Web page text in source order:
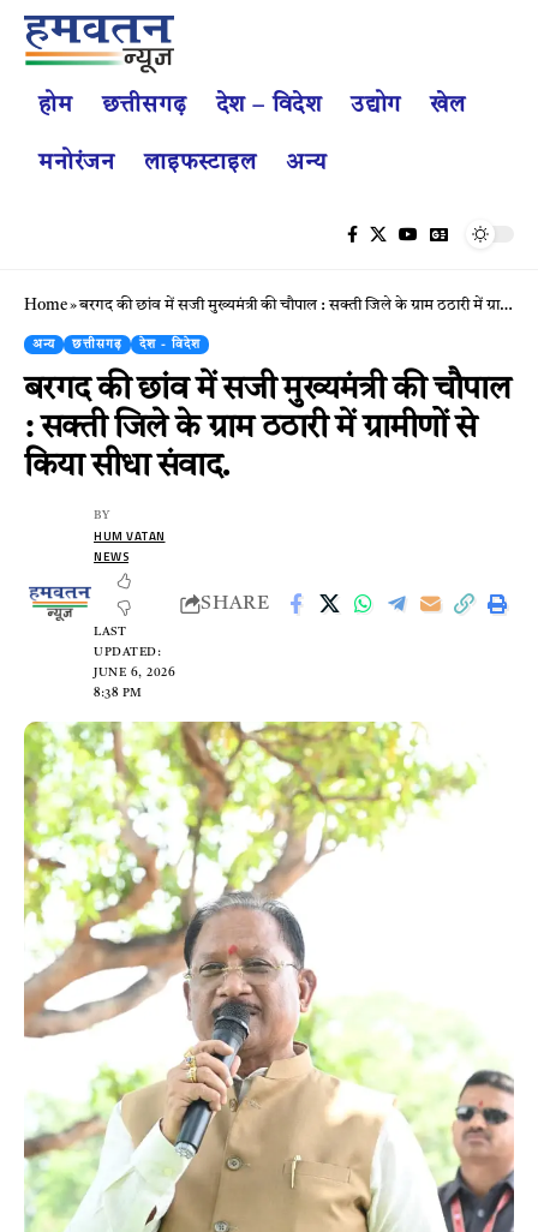
होम छत्तीसगढ़ देश – विदेश उद्योग खेल
मनोरंजन लाइफस्टाइल अन्य
Home»बरगद की छांव में सजी मुख्यमंत्री की चौपाल : सक्ती जिले के ग्राम ठठारी में ग्रामीणों से किया सीधा संवाद.
अन्य छत्तीसगढ़ देश - विदेश
बरगद की छांव में सजी मुख्यमंत्री की चौपाल
: सक्ती जिले के ग्राम ठठारी में ग्रामीणों से
किया सीधा संवाद.
LAST
UPDATED:
JUNE 6, 2026
8:38 PM
BY
HUM VATAN
NEWS
SHARE